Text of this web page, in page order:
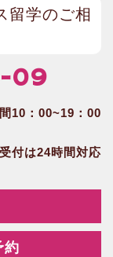
留学のご相
09
10：00~19：00
付は24時間対応
約